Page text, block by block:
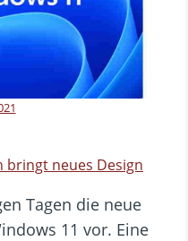
bringt neues Design
Tagen die neue
11 vor. Eine